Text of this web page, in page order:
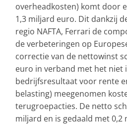
overheadkosten) komt door
1,3 miljard euro. Dit dankzij
regio NAFTA, Ferrari de
de verbeteringen op
correctie van de nettowinst
euro in verband met het niet
bedrijfsresultaat voor rente
belasting) meegenomen
terugroepacties. De netto
miljard en is gedaald met 0,2